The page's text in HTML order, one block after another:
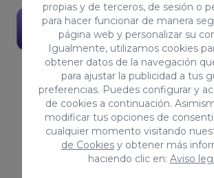
propias y de terceros, de sesión o
para hacer funcionar de manera
página web y personalizar su
Igualmente, utilizamos cookies
obtener datos de la navegación
para ajustar la publicidad a tus
preferencias. Puedes configurar y
de cookies a continuación.
modificar tus opciones de
cualquier momento visitando
de Cookies y obtener más
haciendo clic en: Aviso
Ver portafolio